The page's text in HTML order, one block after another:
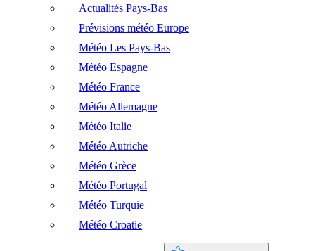
Actualités Pays-Bas
Prévisions météo Europe
Météo Les Pays-Bas
Météo Espagne
Météo France
Météo Allemagne
Météo Italie
Météo Autriche
Météo Grèce
Météo Portugal
Météo Turquie
Météo Croatie